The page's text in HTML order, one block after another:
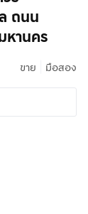
ถนน
หานคร
ขาย มือสอง